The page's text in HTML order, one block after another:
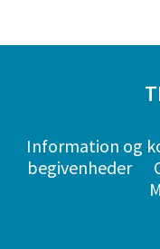
Information og
begivenheder